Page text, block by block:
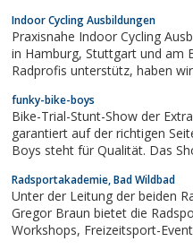
Indoor Cycling Ausbildungen
Praxisnahe Indoor Cycling
in Hamburg, Stuttgart und am Bodensee angeboten. Von
Radprofis unterstütz, haben wir eine sinnvolles und
Instruktoren auf hohem Niveau
funky-bike-boys
Bike-Trial-Stunt-Show der
garantiert auf der richtigen Seite, denn der Name Funky
Boys steht für Qualität. Das
Radsportakademie, Bad Wildbad
Unter der Leitung der beiden
Gregor Braun bietet die
Workshops, Freizeitsport-Events, Incentive-Programme,